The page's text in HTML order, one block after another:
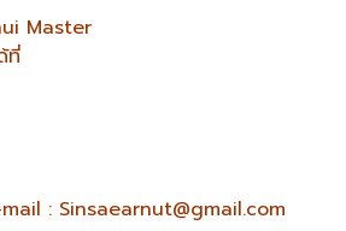
Master
ที่
: Sinsaearnut@gmail.com